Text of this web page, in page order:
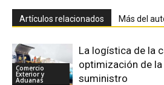
Artículos relacionados Más del
Comercio
Exterior y
Aduanas
La logística de la
optimización de
suministro